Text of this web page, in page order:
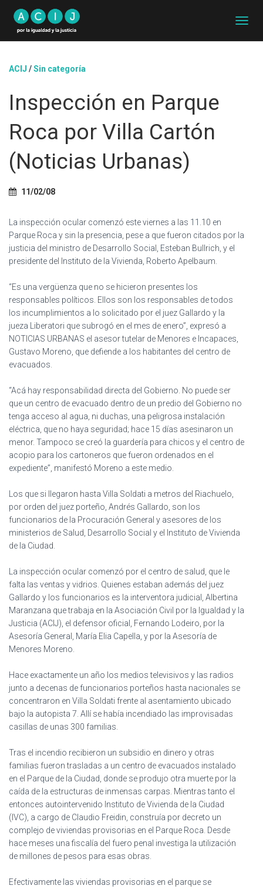
A
ACIJ /Sin categoría
Inspección en Parque
Roca por Villa Cartón
(Noticias Urbanas)
11/02/08
La inspección ocular comenzó este viernes a las 11.10 en
Parque Roca y sin la presencia, pese a que fueron citados por la
justicia del ministro de Desarrollo Social, Esteban Bullrich, y el
presidente del Instituto de la Vivienda, Roberto Apelbaum.
“Es una vergüenza que no se hicieron presentes los
responsables políticos. Ellos son los responsables de todos
los incumplimientos a lo solicitado por el juez Gallardo y la
jueza Liberatori que subrogó en el mes de enero”, expresó a
NOTICIAS URBANAS el asesor tutelar de Menores e Incapaces,
Gustavo Moreno, que defiende a los habitantes del centro de
evacuados.
“Acá hay responsabilidad directa del Gobierno. No puede ser
que un centro de evacuado dentro de un predio del Gobierno no
tenga acceso al agua, ni duchas, una peligrosa instalación
eléctrica, que no haya seguridad; hace 15 días asesinaron un
menor. Tampoco se creó la guardería para chicos y el centro de
acopio para los cartoneros que fueron ordenados en el
expediente”, manifestó Moreno a este medio.
Los que si llegaron hasta Villa Soldati a metros del Riachuelo,
por orden del juez porteño, Andrés Gallardo, son los
funcionarios de la Procuración General y asesores de los
ministerios de Salud, Desarrollo Social y el Instituto de Vivienda
de la Ciudad.
La inspección ocular comenzó por el centro de salud, que le
falta las ventas y vidrios. Quienes estaban además del juez
Gallardo y los funcionarios es la interventora judicial, Albertina
Maranzana que trabaja en la Asociación Civil por la Igualdad y la
Justicia (ACIJ), el defensor oficial, Fernando Lodeiro, por la
Asesoría General, María Elia Capella, y por la Asesoría de
Menores Moreno.
Hace exactamente un año los medios televisivos y las radios
junto a decenas de funcionarios porteños hasta nacionales se
concentraron en Villa Soldati frente al asentamiento ubicado
bajo la autopista 7. Allí se había incendiado las improvisadas
casillas de unas 300 familias.
Tras el incendio recibieron un subsidio en dinero y otras
familias fueron trasladas a un centro de evacuados instalado
en el Parque de la Ciudad, donde se produjo otra muerte por la
caída de la estructuras de inmensas carpas. Mientras tanto el
entonces autointervenido Instituto de Vivienda de la Ciudad
(IVC), a cargo de Claudio Freidin, construía por decreto un
complejo de viviendas provisorias en el Parque Roca. Desde
hace meses una fiscalía del fuero penal investiga la utilización
de millones de pesos para esas obras.
Efectivamente las viviendas provisorias en el parque se